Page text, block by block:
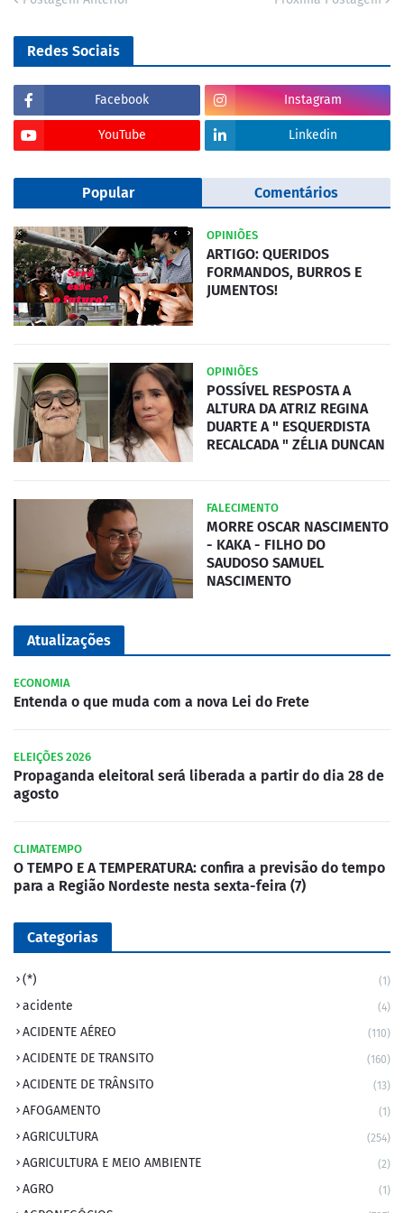
Redes Sociais
Facebook Instagram
YouTube Linkedin
Popular Comentários
OPINIÕES
ARTIGO: QUERIDOS
FORMANDOS, BURROS E
JUMENTOS!
OPINIÕES
POSSÍVEL RESPOSTA A
ALTURA DA ATRIZ REGINA
DUARTE A " ESQUERDISTA
RECALCADA " ZÉLIA DUNCAN
FALECIMENTO
MORRE OSCAR NASCIMENTO
- KAKA - FILHO DO
SAUDOSO SAMUEL
NASCIMENTO
Atualizações
ECONOMIA
Entenda o que muda com a nova Lei do Frete
ELEIÇÕES 2026
Propaganda eleitoral será liberada a partir do dia 28 de
agosto
CLIMATEMPO
O TEMPO E A TEMPERATURA: confira a previsão do tempo
para a Região Nordeste nesta sexta-feira (7)
Categorias
(*) (1)
acidente (4)
ACIDENTE AÉREO (110)
ACIDENTE DE TRANSITO (160)
ACIDENTE DE TRÂNSITO (13)
AFOGAMENTO (1)
AGRICULTURA (254)
AGRICULTURA E MEIO AMBIENTE (2)
AGRO (1)